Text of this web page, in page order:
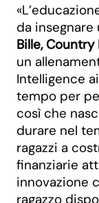
da insegnare
Bille,
un
Intelligence
tempo per
così che
durare nel
ragazzi a
finanziarie
innovazione
ragazzo